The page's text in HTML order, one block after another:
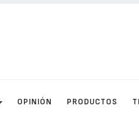
OPINIÓN PRODUCTOS